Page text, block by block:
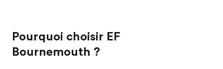
Pourquoi choisir EF
Bournemouth ?